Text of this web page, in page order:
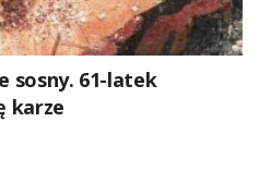
sosny. 61-latek
karze